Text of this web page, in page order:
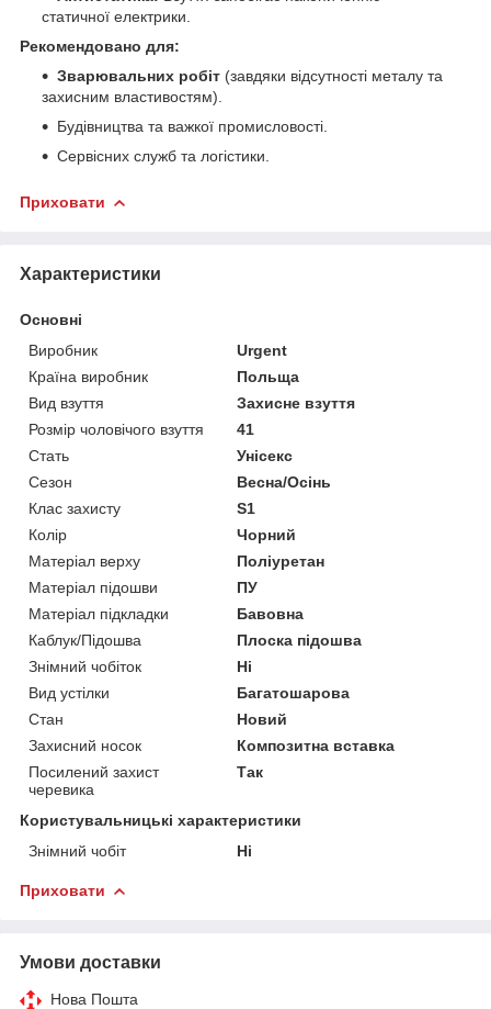
статичної електрики.
Рекомендовано для:
Зварювальних робіт (завдяки відсутності металу та
захисним властивостям).
Будівництва та важкої промисловості.
Сервісних служб та логістики.
Приховати
Характеристики
Основні
Виробник
Urgent
Країна виробник
Польща
Вид взуття
Захисне взуття
Розмір чоловічого взуття
41
Стать
Унісекс
Сезон
Весна/Осінь
Клас захисту
S1
Колір
Чорний
Матеріал верху
Поліуретан
Матеріал підошви
ПУ
Матеріал підкладки
Бавовна
Каблук/Підошва
Плоска підошва
Знімний чобіток
Ні
Вид устілки
Багатошарова
Стан
Новий
Захисний носок
Композитна вставка
Посилений захист
черевика
Так
Користувальницькі характеристики
Знімний чобіт
Ні
Приховати
Умови доставки
Нова Пошта